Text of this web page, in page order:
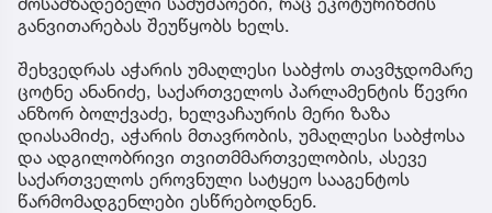
განვითარებას შეუწყობს ხელს.
შეხვედრას აჭარის უმაღლესი საბჭოს თავმჯდომარე
ცოტნე ანანიძე, საქართველოს პარლამენტის წევრი
ანზორ ბოლქვაძე, ხელვაჩაურის მერი ზაზა
დიასამიძე, აჭარის მთავრობის, უმაღლესი საბჭოსა
და ადგილობრივი თვითმმართველობის, ასევე
საქართველოს ეროვნული სატყეო სააგენტოს
წარმომადგენლები ესწრებოდნენ.